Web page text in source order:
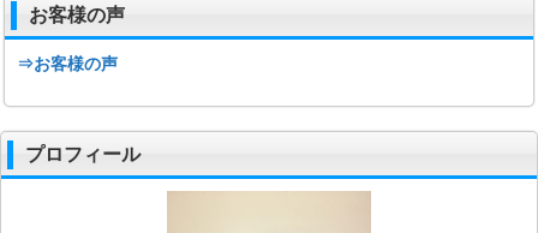
お客様の声
⇒お客様の声
プロフィール